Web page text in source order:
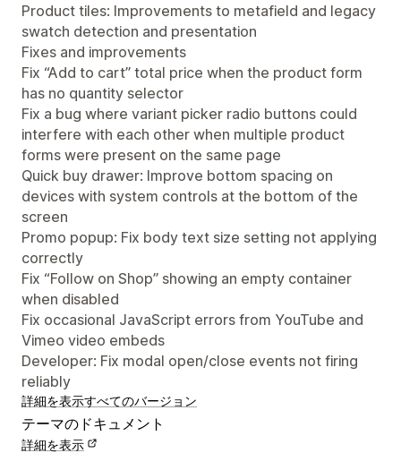
Product tiles: Improvements to metafield and legacy
swatch detection and presentation
Fixes and improvements
Fix “Add to cart” total price when the product form
has no quantity selector
Fix a bug where variant picker radio buttons could
interfere with each other when multiple product
forms were present on the same page
Quick buy drawer: Improve bottom spacing on
devices with system controls at the bottom of the
screen
Promo popup: Fix body text size setting not applying
correctly
Fix “Follow on Shop” showing an empty container
when disabled
Fix occasional JavaScript errors from YouTube and
Vimeo video embeds
Developer: Fix modal open/close events not firing
reliably
詳細を表示すべてのバージョン
テーマのドキュメント
詳細を表示